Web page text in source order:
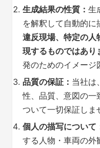
生成結果の性質： 生
を解釈して自動的に
違反現場、特定の人
現するものではあり
発のためのイメージ
品質の保証： 当社は
性、品質、意図の一
ついて一切保証しま
個人の描写について
する人物・車両の外